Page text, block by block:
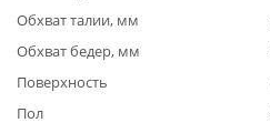
Обхват талии, мм
Обхват бедер, мм
Поверхность
Пол